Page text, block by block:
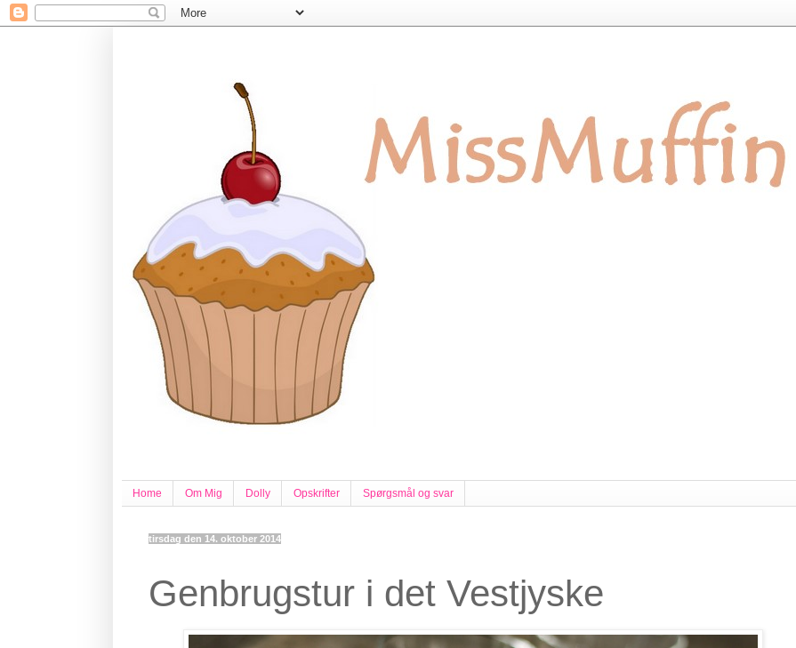
Home Om Mig Dolly Opskrifter Spørgsmål og svar
tirsdag den 14. oktober 2014
Genbrugstur i det Vestjyske